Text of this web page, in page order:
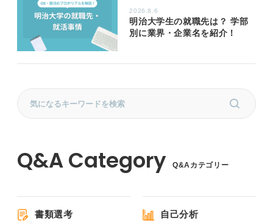
2026.8.6
明治大学生の就職先は？ 学部
別に業界・企業名を紹介！
Q&Aカテゴリー
書類選考 自己分析